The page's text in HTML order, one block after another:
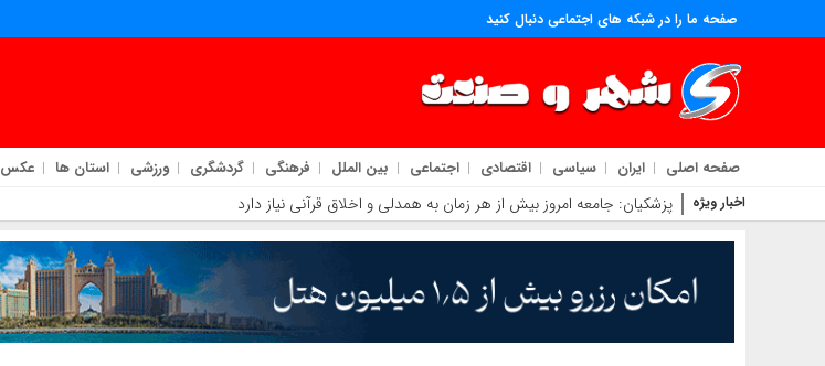
صفحه ما را در شبکه های اجتماعی دنبال کنید
صفحه اصلی ایران سیاسی اقتصادی اجتماعی بین الملل فرهنگی گردشگری ورزشی استان ها عکس
اخبار ویژه پزشکیان: جامعه امروز بیش از هر زمان به همدلی و اخلاق قرآنی نیاز دارد